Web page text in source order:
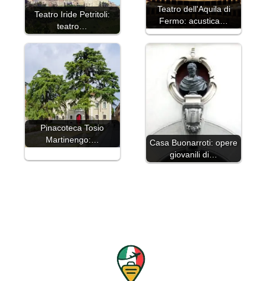
Teatro Iride Petritoli:
teatro…
Teatro dell'Aquila di
Fermo: acustica…
Pinacoteca Tosio
Martinengo:…
Casa Buonarroti: opere
giovanili di…